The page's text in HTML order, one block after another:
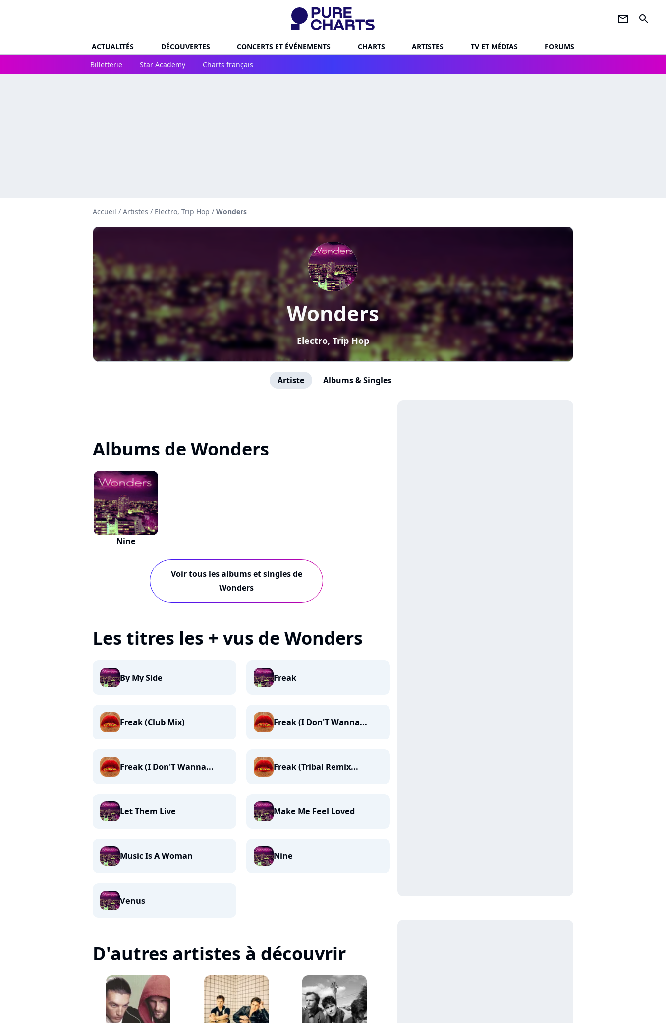
newsletter search
ACTUALITÉS DÉCOUVERTES CONCERTS ET ÉVÉNEMENTS CHARTS ARTISTES TV ET MÉDIAS
FORUMS
Billetterie
Star Academy Charts français
Accueil / Artistes / Electro, Trip Hop / Wonders
Wonders
Electro, Trip Hop
Artiste Albums & Singles
Albums de Wonders
Nine
Voir tous les albums et singles de
Wonders
Les titres les + vus de Wonders
By My Side Freak
Freak (Club Mix) Freak (I Don'T Wanna...
Freak (I Don'T Wanna... Freak (Tribal Remix...
Let Them Live Make Me Feel Loved
Music Is A Woman Nine
Venus
D'autres artistes à découvrir